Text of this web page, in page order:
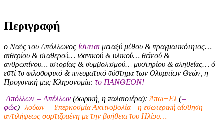
Περιγραφή
ο Ναός του Απόλλωνος ίσταται μεταξύ μύθου & πραγματικότητος…
αιθερίου & σταθερού… ιδανικού & υλικού… θεϊκού &
ανθρωπίνου… ιστορίας & συμβολισμού… μυστηρίου & αληθείας… ό
εστί το φιλοσοφικό & πνευματικό σύστημα των Ολυμπίων Θεών, η
Προγονική μας Κληρονομία: το ΠΑΝΘΕΟΝ!
Απόλλων = Απέλλων (δωρική, η παλαιοτέρα): Άπω+Ελ (=
φώς)+λούων = Υπερκοσμία Ακτινοβολία =η εσωτερική αίσθηση
αντιλήψεως φορτιζομένη με την βοήθεια του Ηλίου…